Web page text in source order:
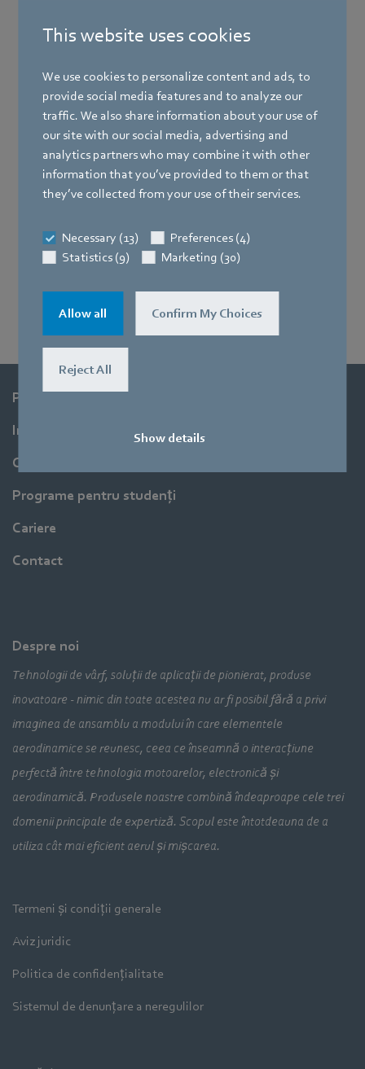
This website uses cookies
We use cookies to personalize content and ads, to
provide social media features and to analyze our
traffic. We also share information about your use of
our site with our social media, advertising and
analytics partners who may combine it with other
information that you’ve provided to them or that
they’ve collected from your use of their services.
Necessary (13)
Preferences (4)
Statistics (9)
Marketing (30)
Allow all Confirm My Choices
Reject All
Show details
Beata Herczeg, Asistent manager
Produse
Industrii
Companie
Programe pentru studenți
Cariere
Contact
Despre noi
Tehnologii de vârf, soluții de aplicații de pionierat, produse
inovatoare - nimic din toate acestea nu ar fi posibil fără a privi
imaginea de ansamblu a modului în care elementele
aerodinamice se reunesc, ceea ce înseamnă o interacțiune
perfectă între tehnologia motoarelor, electronică și
aerodinamică. Produsele noastre combină îndeaproape cele trei
domenii principale de expertiză. Scopul este întotdeauna de a
utiliza cât mai eficient aerul și mișcarea.
Termeni și condiții generale
Aviz juridic
Politica de confidențialitate
Sistemul de denunțare a neregulilor